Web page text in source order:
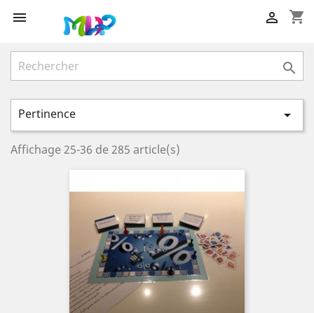
 shopping_cart


Pertinence 
Affichage 25-36 de 285 article(s)